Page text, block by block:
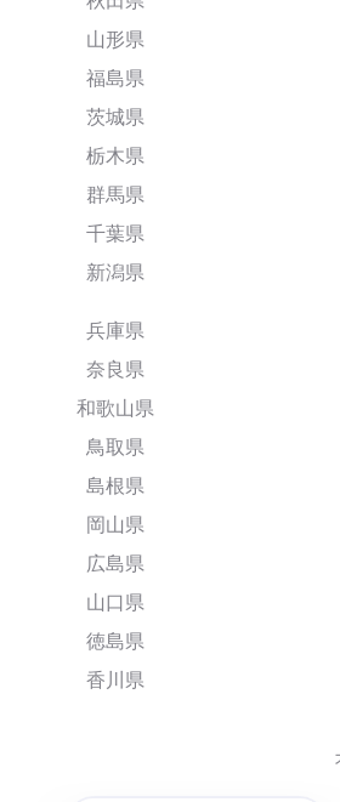
山形県
福島県
茨城県
栃木県
群馬県
千葉県
新潟県
兵庫県
奈良県
和歌山県
鳥取県
島根県
岡山県
広島県
山口県
徳島県
香川県